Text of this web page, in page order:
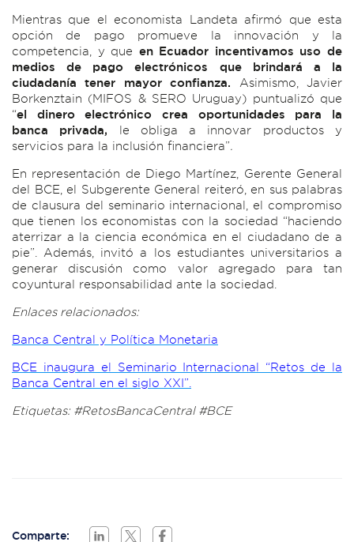
Mientras que el economista Landeta afirmó que esta
opción de pago promueve la innovación y la
competencia, y que en Ecuador incentivamos uso de
medios de pago electrónicos que brindará a la
ciudadanía tener mayor confianza. Asimismo, Javier
Borkenztain (MIFOS & SERO Uruguay) puntualizó que
“el dinero electrónico crea oportunidades para la
banca privada, le obliga a innovar productos y
servicios para la inclusión financiera”.
En representación de Diego Martínez, Gerente General
del BCE, el Subgerente General reiteró, en sus palabras
de clausura del seminario internacional, el compromiso
que tienen los economistas con la sociedad “haciendo
aterrizar a la ciencia económica en el ciudadano de a
pie”. Además, invitó a los estudiantes universitarios a
generar discusión como valor agregado para tan
coyuntural responsabilidad ante la sociedad.
Enlaces relacionados:
Banca Central y Política Monetaria
BCE inaugura el Seminario Internacional “Retos de la
Banca Central en el siglo XXI”.
Etiquetas: #RetosBancaCentral #BCE
Comparte: